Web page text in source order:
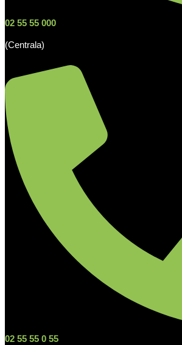
02 55 55 000
(Centrala)
02 55 55 0 55